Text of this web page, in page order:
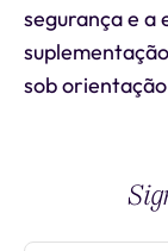
segurança e a
sob